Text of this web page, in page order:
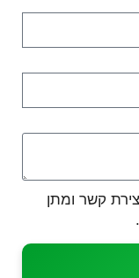
קשר ומתן
.